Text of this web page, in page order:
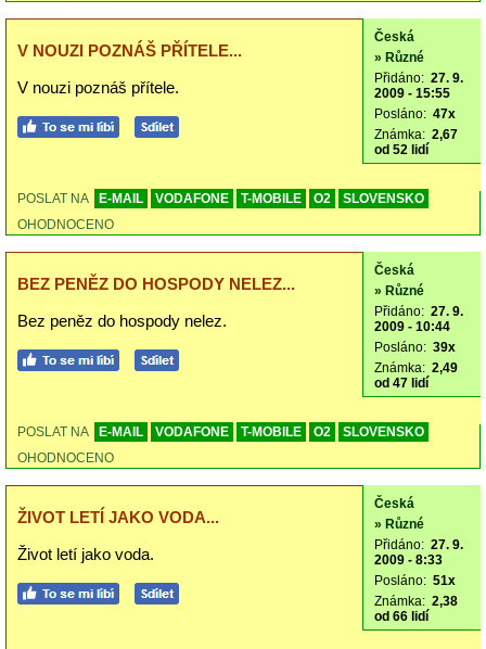
V NOUZI POZNÁŠ PŘÍTELE...
V nouzi poznáš přítele.
Česká
» Různé
Přidáno: 27. 9.
2009 - 15:55
Posláno: 47x
Známka: 2,67
od 52 lidí
POSLAT NA E-MAIL VODAFONE T-MOBILE O2
SLOVENSKO
OHODNOCENO
BEZ PENĚZ DO HOSPODY NELEZ...
Bez peněz do hospody nelez.
Česká
» Různé
Přidáno: 27. 9.
2009 - 10:44
Posláno: 39x
Známka: 2,49
od 47 lidí
POSLAT NA E-MAIL VODAFONE T-MOBILE O2
SLOVENSKO
OHODNOCENO
ŽIVOT LETÍ JAKO VODA...
Život letí jako voda.
Česká
» Různé
Přidáno: 27. 9.
2009 - 8:33
Posláno: 51x
Známka: 2,38
od 66 lidí